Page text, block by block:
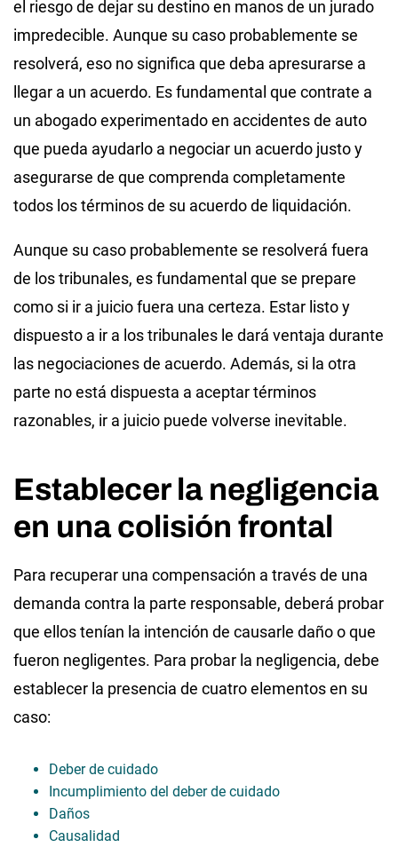
el riesgo de dejar su destino en manos de un jurado
impredecible. Aunque su caso probablemente se
resolverá, eso no significa que deba apresurarse a
llegar a un acuerdo. Es fundamental que contrate a
un abogado experimentado en accidentes de auto
que pueda ayudarlo a negociar un acuerdo justo y
asegurarse de que comprenda completamente
todos los términos de su acuerdo de liquidación.
Aunque su caso probablemente se resolverá fuera
de los tribunales, es fundamental que se prepare
como si ir a juicio fuera una certeza. Estar listo y
dispuesto a ir a los tribunales le dará ventaja durante
las negociaciones de acuerdo. Además, si la otra
parte no está dispuesta a aceptar términos
razonables, ir a juicio puede volverse inevitable.
Establecer la negligencia
en una colisión frontal
Para recuperar una compensación a través de una
demanda contra la parte responsable, deberá probar
que ellos tenían la intención de causarle daño o que
fueron negligentes. Para probar la negligencia, debe
establecer la presencia de cuatro elementos en su
caso:
Deber de cuidado
Incumplimiento del deber de cuidado
Daños
Causalidad